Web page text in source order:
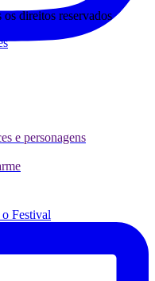
e personagens
Festival
direitos reservados